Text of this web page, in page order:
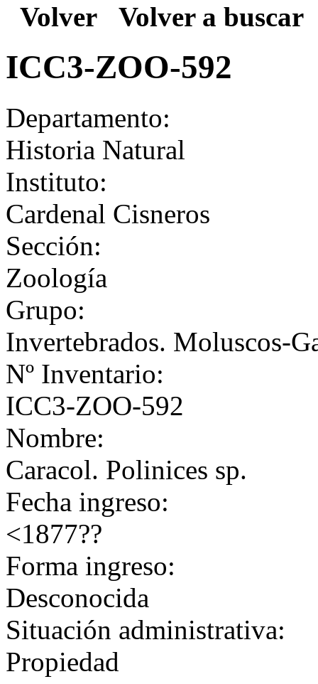
Volver Volver a buscar
ICC3-ZOO-592
Departamento:
Historia Natural
Instituto:
Cardenal Cisneros
Sección:
Zoología
Grupo:
Invertebrados. Moluscos-
Nº Inventario:
ICC3-ZOO-592
Nombre:
Caracol. Polinices sp.
Fecha ingreso:
<1877??
Forma ingreso:
Desconocida
Situación administrativa:
Propiedad